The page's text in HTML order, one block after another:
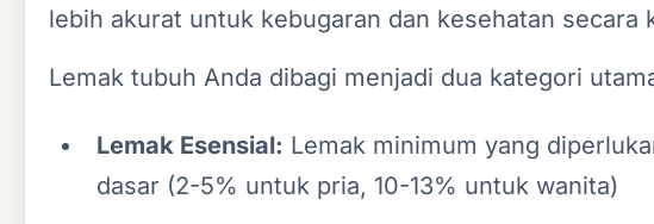
lebih akurat untuk kebugaran dan kesehatan secara
Lemak tubuh Anda dibagi menjadi dua kategori
Lemak Esensial: Lemak minimum yang
dasar (2-5% untuk pria, 10-13% untuk wanita)